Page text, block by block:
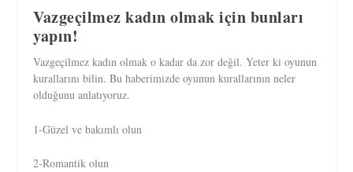
Vazgeçilmez kadın olmak için bunları
yapın!
Vazgeçilmez kadın olmak o kadar da zor değil. Yeter ki oyunun
kurallarını bilin. Bu haberimizde oyunun kurallarının neler
olduğunu anlatıyoruz.
1-Güzel ve bakımlı olun
2-Romantik olun